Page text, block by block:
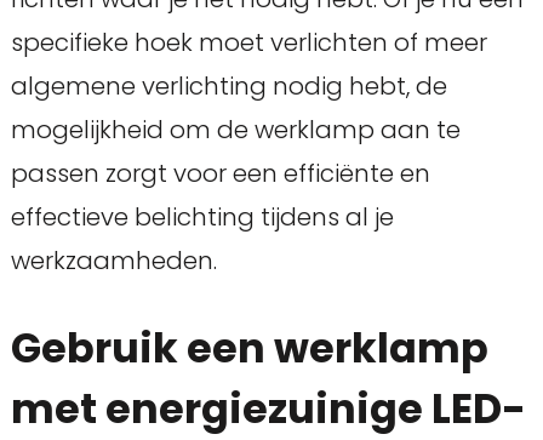
specifieke hoek moet verlichten of meer
algemene verlichting nodig hebt, de
mogelijkheid om de werklamp aan te
passen zorgt voor een efficiënte en
effectieve belichting tijdens al je
werkzaamheden.
Gebruik een werklamp
met energiezuinige LED-